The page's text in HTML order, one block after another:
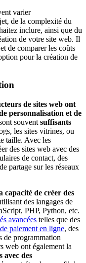
varier
de la complexité du
inclure, ainsi que du
de votre site web. Il
de comparer les coûts
pour la création de
de sites web ont
personnalisation et de
souvent suffisants
les sites vitrines, ou
taille. Avec les
des sites web avec des
de contact, des
partage sur les réseaux
capacité de créer des
des langages de
PHP, Python, etc.
avancées telles que des
paiement en ligne, des
de programmation
web ont également la
avec des